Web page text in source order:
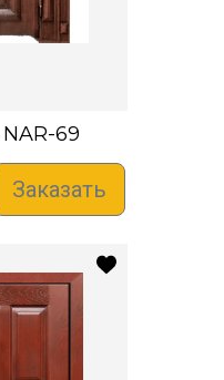
NAR-69
Заказать